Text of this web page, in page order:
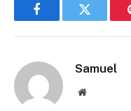
FacebookTwitter
Samuel
Site